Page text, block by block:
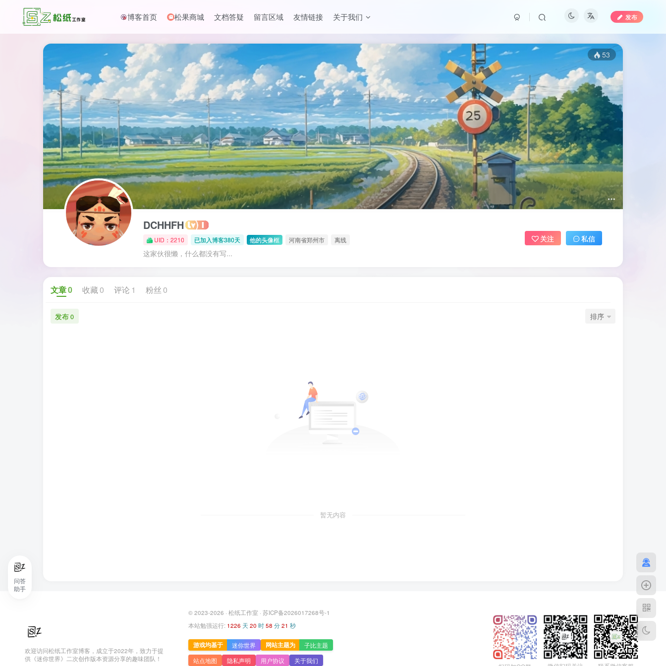
博客首页 松果商城 文档答疑 留言区域 友情链接 关于我们 发布
53
DCHHFH
UID：2210 已加入博客380天 他的头像框 河南省郑州市 离线
这家伙很懒，什么都没有写...
关注 私信
文章0 收藏 0 评论 1 粉丝 0
发布0 排序
暂无内容
欢迎访问松纸工作室博客，成立于2022年，致力于提
供《迷你世界》二次创作版本资源分享的趣味团队！
© 2023-2026 · 松纸工作室 · 苏ICP备2026017268号-1
本站勉强运行: 1226 天 20 时58 分22 秒
游戏均基于 迷你世界 网站主题为
子比主题
站点地图
隐私声明 用户协议 关于我们
问答
助手